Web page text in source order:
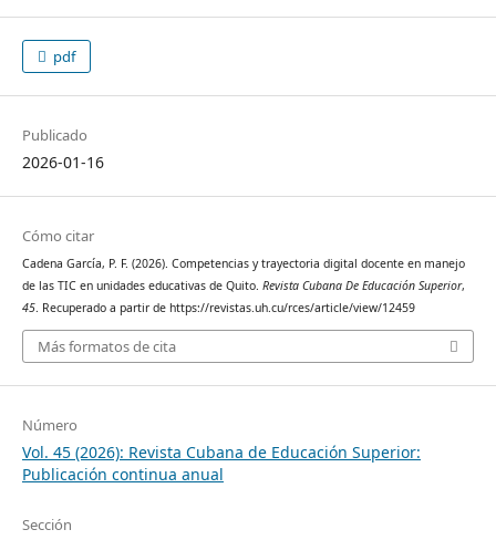
pdf
Publicado
2026-01-16
Cómo citar
Cadena García, P. F. (2026). Competencias y trayectoria digital docente en manejo
de las TIC en unidades educativas de Quito. Revista Cubana De Educación Superior,
45. Recuperado a partir de https://revistas.uh.cu/rces/article/view/12459
Más formatos de cita
Número
Vol. 45 (2026): Revista Cubana de Educación Superior:
Publicación continua anual
Sección